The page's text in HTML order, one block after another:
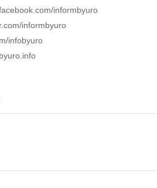
informbyuro
informbyuro
infobyuro